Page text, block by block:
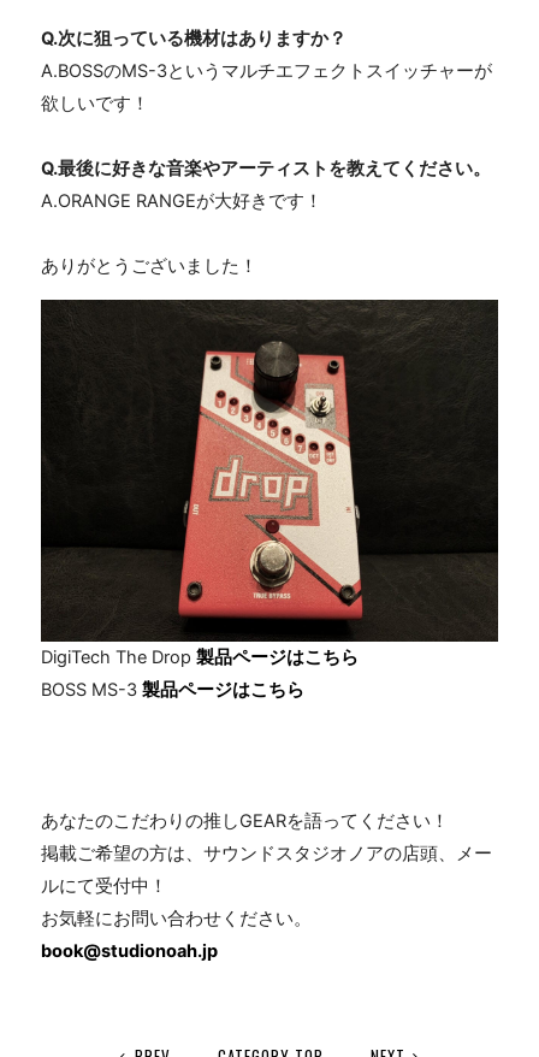
Q.次に狙っている機材はありますか？
A.BOSSのMS-3というマルチエフェクトスイッチャーが
欲しいです！
Q.最後に好きな音楽やアーティストを教えてください。
A.ORANGE RANGEが大好きです！
ありがとうございました！
DigiTech The Drop製品ページはこちら
BOSS MS-3製品ページはこちら
あなたのこだわりの推しGEARを語ってください！
掲載ご希望の方は、サウンドスタジオノアの店頭、メー
ルにて受付中！
お気軽にお問い合わせください。
book@studionoah.jp